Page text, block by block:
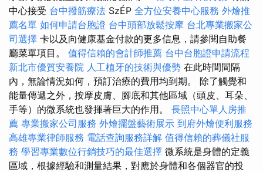
中心接受 台中撥筋療法 SzÉP 全方位安養中心服務 外燴推
薦名單 如何申請台胞證 台中頭部放鬆按摩 台北專業搬家公
司選擇 卡以及向健康基金付款的更多信息，請參閱自助餐
廳菜單項目。 值得信賴的會計師推薦 台中台胞證申請流程
新北市優質安養院 人工植牙的技術與優勢 在此時間間隔
內，無論情況如何，預訂治療的費用均到期。 除了觸覺和
能量傳遞之外，按摩皮膚、腳底和其他區域（頭皮、耳朵、
手等）的微系統也發揮著巨大的作用。 長照中心單人房推
薦 專業搬家公司服務 外燴擺盤藝術展示 到府外燴便利服務
高雄專業律師服務 電話查詢服務詳解 值得信賴的葬儀社服
務 學習專業數位行銷技巧的最佳選擇 微系統是身體的定義
區域，根據經驗和測量結果，對應於身體和各個器官的投